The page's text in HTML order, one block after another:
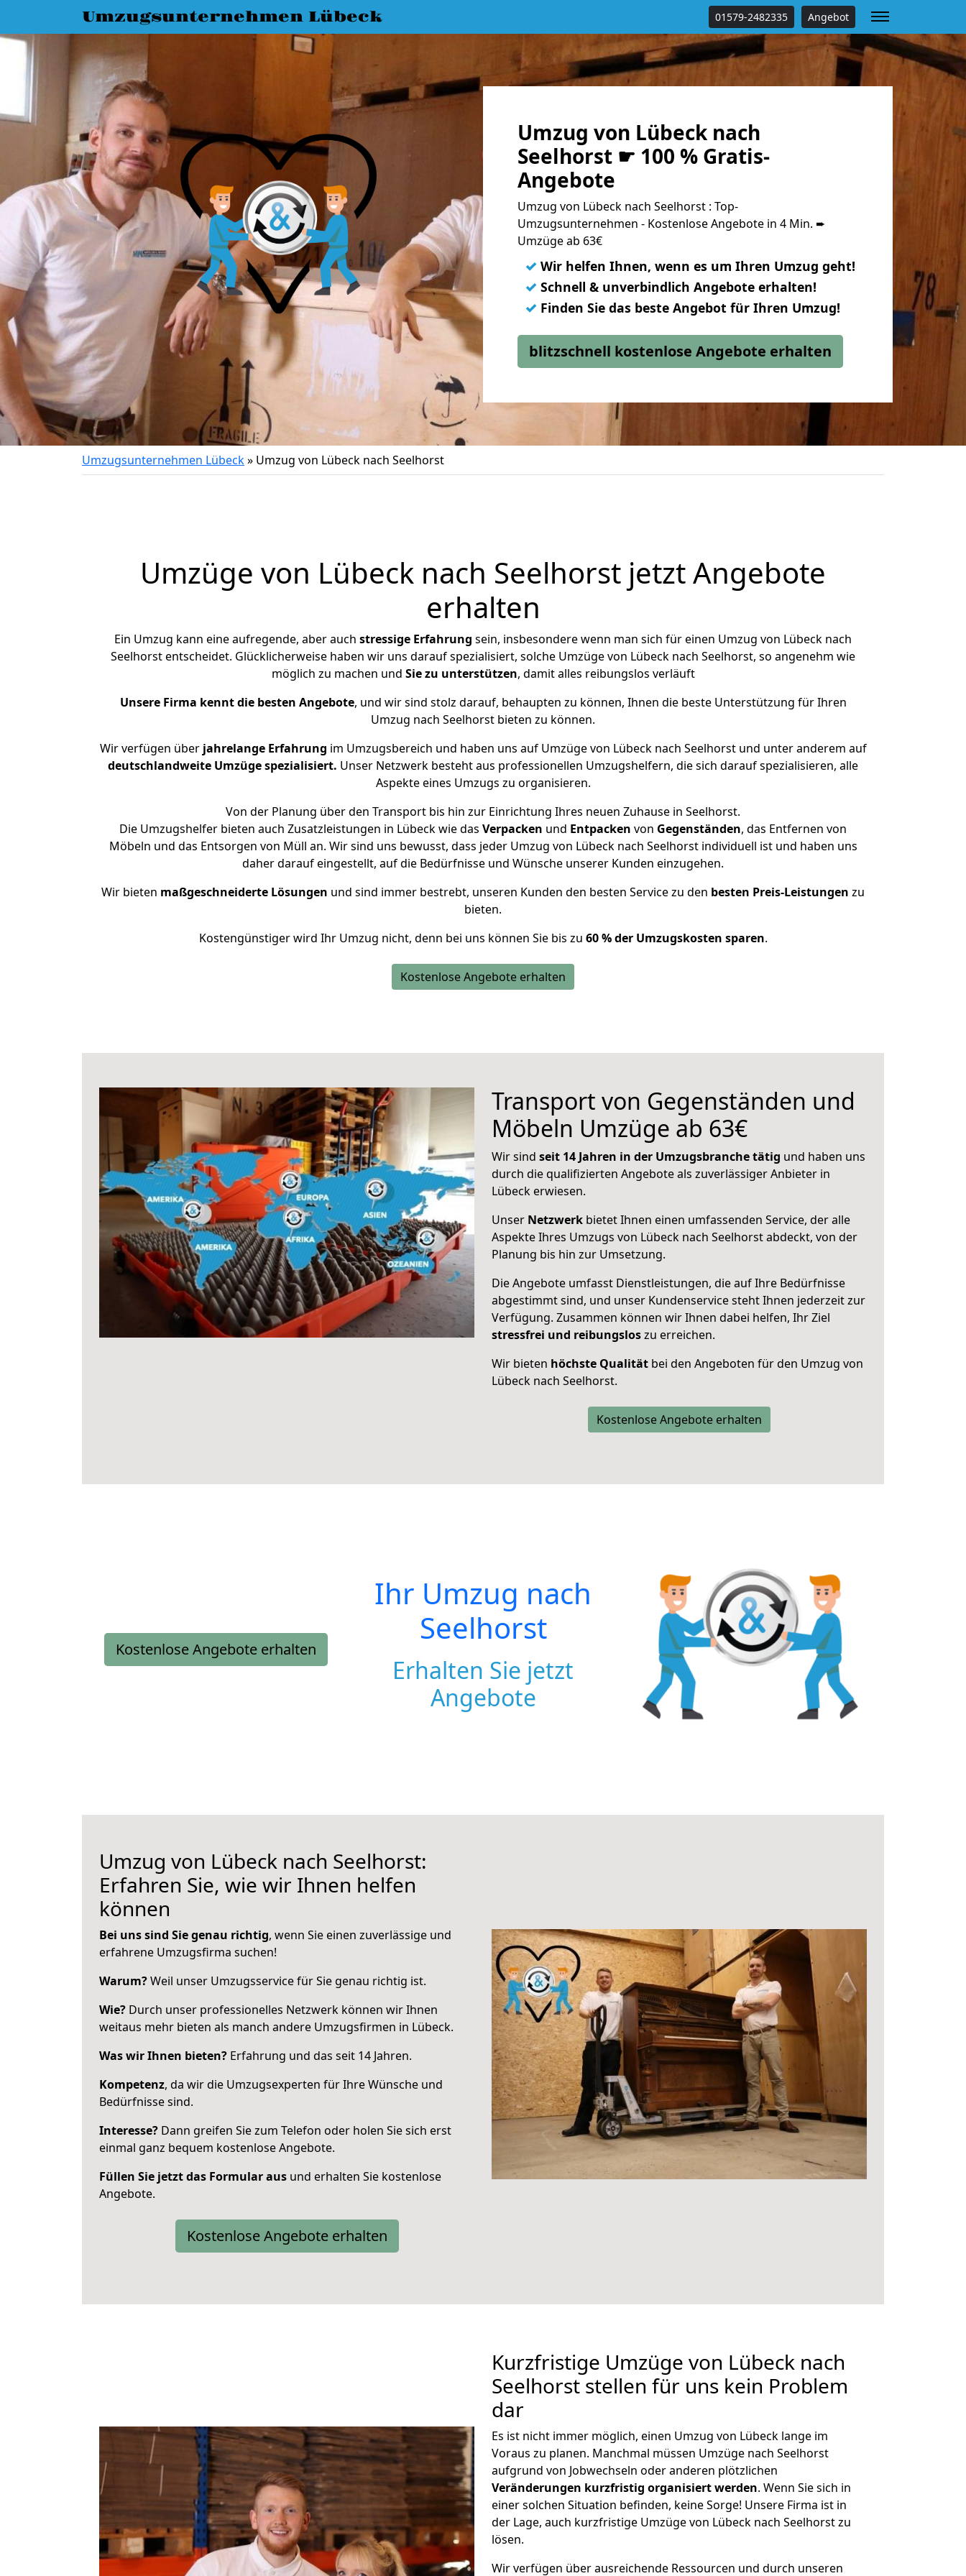
Umzugsunternehmen Lübeck 01579-2482335 Angebot
Umzug von Lübeck nach
Seelhorst ☛ 100 % Gratis-
Angebote
Umzug von Lübeck nach Seelhorst : Top-
Umzugsunternehmen - Kostenlose Angebote in 4 Min. ➨
Umzüge ab 63€
✓ Wir helfen Ihnen, wenn es um Ihren Umzug geht!
✓ Schnell & unverbindlich Angebote erhalten!
✓ Finden Sie das beste Angebot für Ihren Umzug!
blitzschnell kostenlose Angebote erhalten
Umzugsunternehmen Lübeck» Umzug von Lübeck nach Seelhorst
Umzüge von Lübeck nach Seelhorst jetzt Angebote
erhalten
Ein Umzug kann eine aufregende, aber auch stressige Erfahrung sein, insbesondere wenn man sich für einen Umzug von Lübeck nach
Seelhorst entscheidet. Glücklicherweise haben wir uns darauf spezialisiert, solche Umzüge von Lübeck nach Seelhorst, so angenehm wie
möglich zu machen und Sie zu unterstützen, damit alles reibungslos verläuft
Unsere Firma kennt die besten Angebote, und wir sind stolz darauf, behaupten zu können, Ihnen die beste Unterstützung für Ihren
Umzug nach Seelhorst bieten zu können.
Wir verfügen überjahrelange Erfahrung im Umzugsbereich und haben uns auf Umzüge von Lübeck nach Seelhorst und unter anderem auf
deutschlandweite Umzüge spezialisiert. Unser Netzwerk besteht aus professionellen Umzugshelfern, die sich darauf spezialisieren, alle
Aspekte eines Umzugs zu organisieren.
Von der Planung über den Transport bis hin zur Einrichtung Ihres neuen Zuhause in Seelhorst.
Die Umzugshelfer bieten auch Zusatzleistungen in Lübeck wie das Verpacken und Entpacken von Gegenständen, das Entfernen von
Möbeln und das Entsorgen von Müll an. Wir sind uns bewusst, dass jeder Umzug von Lübeck nach Seelhorst individuell ist und haben uns
daher darauf eingestellt, auf die Bedürfnisse und Wünsche unserer Kunden einzugehen.
Wir bieten maßgeschneiderte Lösungen und sind immer bestrebt, unseren Kunden den besten Service zu den besten Preis-Leistungen zu
bieten.
Kostengünstiger wird Ihr Umzug nicht, denn bei uns können Sie bis zu 60 % der Umzugskosten sparen.
Kostenlose Angebote erhalten
Transport von Gegenständen und
Möbeln Umzüge ab 63€
Wir sind seit 14 Jahren in der Umzugsbranche tätig und haben uns
durch die qualifizierten Angebote als zuverlässiger Anbieter in
Lübeck erwiesen.
Unser Netzwerk bietet Ihnen einen umfassenden Service, der alle
Aspekte Ihres Umzugs von Lübeck nach Seelhorst abdeckt, von der
Planung bis hin zur Umsetzung.
Die Angebote umfasst Dienstleistungen, die auf Ihre Bedürfnisse
abgestimmt sind, und unser Kundenservice steht Ihnen jederzeit zur
Verfügung. Zusammen können wir Ihnen dabei helfen, Ihr Ziel
stressfrei und reibungsloszu erreichen.
Wir bieten höchste Qualität bei den Angeboten für den Umzug von
Lübeck nach Seelhorst.
Kostenlose Angebote erhalten
Kostenlose Angebote erhalten
Ihr Umzug nach
Seelhorst
Erhalten Sie jetzt
Angebote
Umzug von Lübeck nach Seelhorst:
Erfahren Sie, wie wir Ihnen helfen
können
Bei uns sind Sie genau richtig, wenn Sie einen zuverlässige und
erfahrene Umzugsfirma suchen!
Warum?Weil unser Umzugsservice für Sie genau richtig ist.
Wie? Durch unser professionelles Netzwerk können wir Ihnen
weitaus mehr bieten als manch andere Umzugsfirmen in Lübeck.
Was wir Ihnen bieten? Erfahrung und das seit 14 Jahren.
Kompetenz, da wir die Umzugsexperten für Ihre Wünsche und
Bedürfnisse sind.
Interesse? Dann greifen Sie zum Telefon oder holen Sie sich erst
einmal ganz bequem kostenlose Angebote.
Füllen Sie jetzt das Formular aus und erhalten Sie kostenlose
Angebote.
Kostenlose Angebote erhalten
Kurzfristige Umzüge von Lübeck nach
Seelhorst stellen für uns kein Problem
dar
Es ist nicht immer möglich, einen Umzug von Lübeck lange im
Voraus zu planen. Manchmal müssen Umzüge nach Seelhorst
aufgrund von Jobwechseln oder anderen plötzlichen
Veränderungen kurzfristig organisiert werden. Wenn Sie sich in
einer solchen Situation befinden, keine Sorge! Unsere Firma ist in
der Lage, auch kurzfristige Umzüge von Lübeck nach Seelhorst zu
lösen.
Wir verfügen über ausreichende Ressourcen und durch unseren